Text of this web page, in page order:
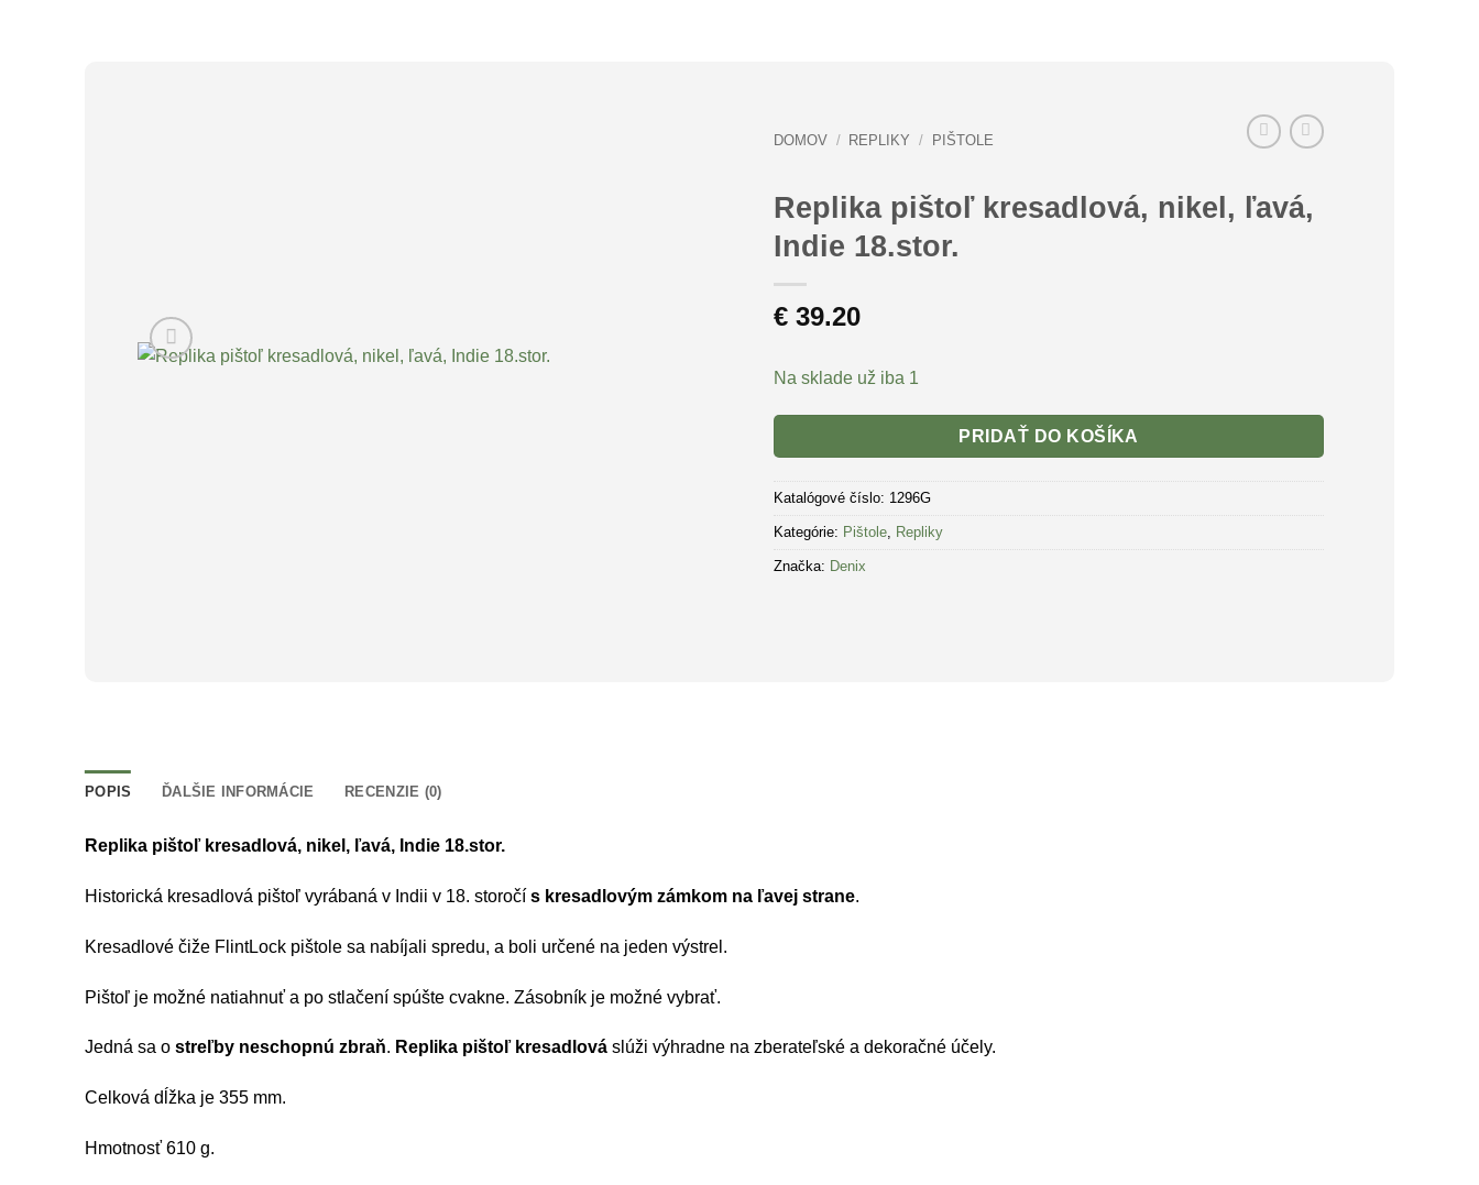
DOMOV / REPLIKY / PIŠTOLE
Replika pištoľ kresadlová, nikel, ľavá,
Indie 18.stor.
€39.20
Na sklade už iba 1
PRIDAŤ DO KOŠÍKA
Katalógové číslo: 1296G
Kategórie: Pištole, Repliky
Značka: Denix
POPIS ĎALŠIE INFORMÁCIE RECENZIE (0)
Replika pištoľ kresadlová, nikel, ľavá, Indie 18.stor.
Historická kresadlová pištoľ vyrábaná v Indii v 18. storočí s kresadlovým zámkom na ľavej strane.
Kresadlové čiže FlintLock pištole sa nabíjali spredu, a boli určené na jeden výstrel.
Pištoľ je možné natiahnuť a po stlačení spúšte cvakne. Zásobník je možné vybrať.
Jedná sa o streľby neschopnú zbraň. Replika pištoľ kresadlová slúži výhradne na zberateľské a dekoračné účely.
Celková dĺžka je 355 mm.
Hmotnosť 610 g.